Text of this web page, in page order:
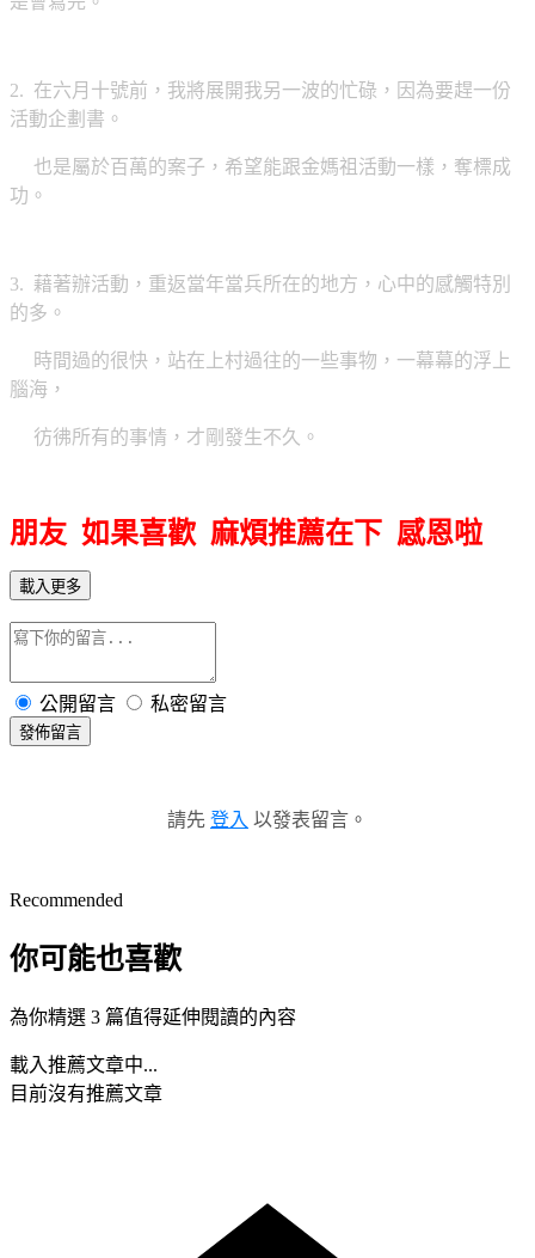
2. 在六月十號前，我將展開我另一波的忙碌，因為要趕一份
活動企劃書。
也是屬於百萬的案子，希望能跟金媽祖活動一樣，奪標成
功。
3. 藉著辦活動，重返當年當兵所在的地方，心中的感觸特別
的多。
時間過的很快，站在上村過往的一些事物，一幕幕的浮上
腦海，
彷彿所有的事情，才剛發生不久。
朋友 如果喜歡 麻煩推薦在下 感恩啦
載入更多
公開留言 私密留言
發佈留言
請先 登入 以發表留言。
Recommended
你可能也喜歡
為你精選 3 篇值得延伸閱讀的內容
載入推薦文章中...
目前沒有推薦文章